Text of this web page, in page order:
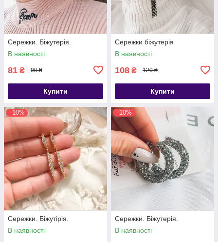
Сережки. Біжутерія.
В наявності
81 ₴ 90 ₴
Купити
Сережки біжутерія
В наявності
108 ₴ 120 ₴
Купити
–10%
Сережки. Біжутірія.
В наявності
–10%
Сережки. Біжутерія.
В наявності